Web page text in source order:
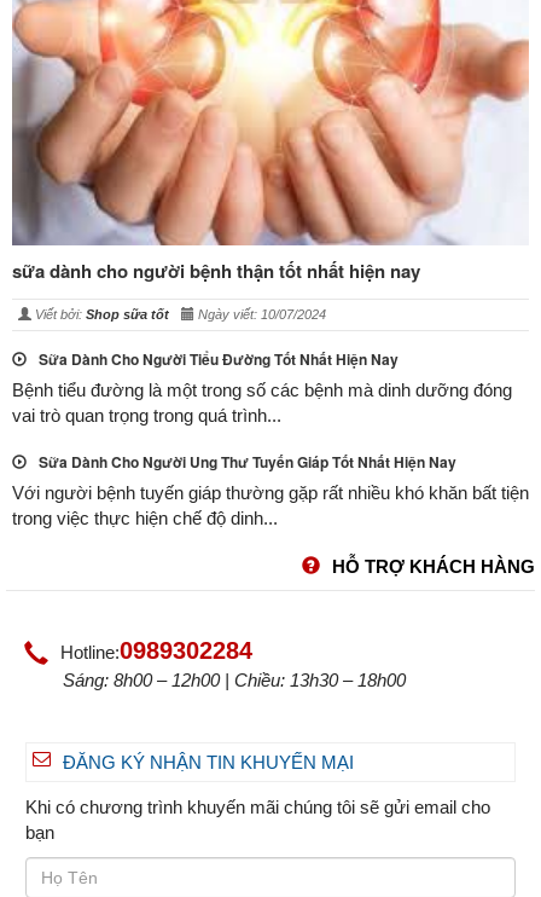
sữa dành cho người bệnh thận tốt nhất hiện nay
Viết bởi: Shop sữa tốt Ngày viết: 10/07/2024
Sữa Dành Cho Người Tiểu Đường Tốt Nhất Hiện Nay
Bệnh tiểu đường là một trong số các bệnh mà dinh dưỡng đóng
vai trò quan trọng trong quá trình...
Sữa Dành Cho Người Ung Thư Tuyến Giáp Tốt Nhất Hiện Nay
Với người bệnh tuyến giáp thường gặp rất nhiều khó khăn bất tiện
trong việc thực hiện chế độ dinh...
HỖ TRỢ KHÁCH HÀNG
Hotline:0989302284
Sáng: 8h00 – 12h00 | Chiều: 13h30 – 18h00
ĐĂNG KÝ NHẬN TIN KHUYẾN MẠI
Khi có chương trình khuyến mãi chúng tôi sẽ gửi email cho
bạn